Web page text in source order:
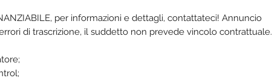
per informazioni e dettagli, contattateci! Annuncio
di trascrizione, il suddetto non prevede vincolo contrattuale.